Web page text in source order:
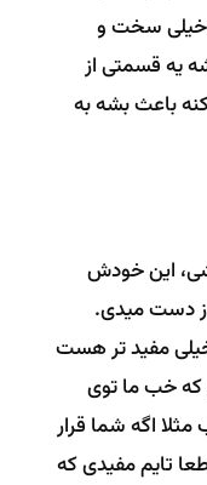
خیلی سخت و
یه قسمتی از
باعث بشه به
این خودش
دست میدی.
مفید تر هست
که خب ما توی
اگه شما قرار
تایم مفیدی که